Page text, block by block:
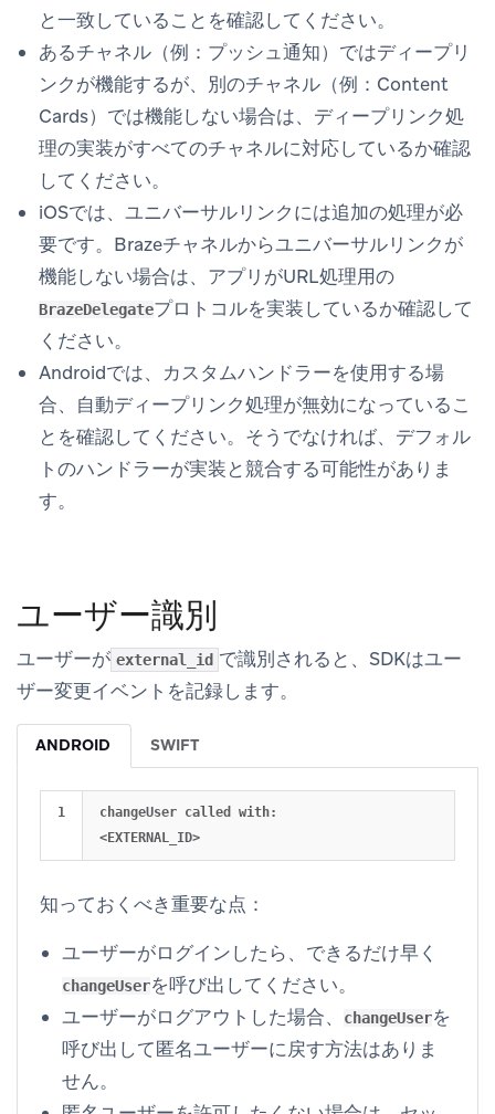
と一致していることを確認してください。
あるチャネル（例：プッシュ通知）ではディープリ
ンクが機能するが、別のチャネル（例：Content
Cards）では機能しない場合は、ディープリンク処
理の実装がすべてのチャネルに対応しているか確認
してください。
iOSでは、ユニバーサルリンクには追加の処理が必
要です。Brazeチャネルからユニバーサルリンクが
機能しない場合は、アプリがURL処理用の
BrazeDelegateプロトコルを実装しているか確認して
ください。
Androidでは、カスタムハンドラーを使用する場
合、自動ディープリンク処理が無効になっているこ
とを確認してください。そうでなければ、デフォル
トのハンドラーが実装と競合する可能性がありま
す。
ユーザー識別
ユーザーが external_id で識別されると、SDKはユー
ザー変更イベントを記録します。
ANDROID SWIFT
changeUser called with:
知っておくべき重要な点：
ユーザーがログインしたら、できるだけ早く
changeUserを呼び出してください。
ユーザーがログアウトした場合、
changeUserを
呼び出して匿名ユーザーに戻す方法はありま
せん。